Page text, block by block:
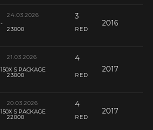
24.03.2026 3
- 2016
23000 RED
21.03.2026
4
150X S PACKAGE 2017
23000 RED
20.03.2026 4
150X S PACKAGE 2017
22000 RED